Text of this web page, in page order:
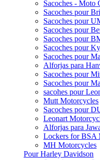
Sacoches - Moto
Sacoches pour
Sacoches pour
Sacoches pour
Sacoches pour
Sacoches pour
Sacoches pour
Alforjas para
Sacoches pour
Sacoches pour
sacohes pour
Mutt Motorcycles
Sacoches pour
Leonart
Alforjas para
Lockers for BSA
MH Motorcycles
Pour Harley Davidson